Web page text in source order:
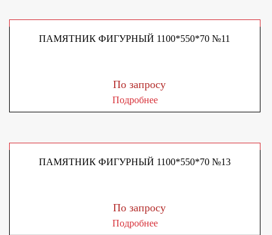
ПАМЯТНИК ФИГУРНЫЙ 1100*550*70 №11
По запросу
Подробнее
ПАМЯТНИК ФИГУРНЫЙ 1100*550*70 №13
По запросу
Подробнее